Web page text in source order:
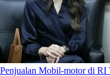
Penjualan Mobil-motor di RI